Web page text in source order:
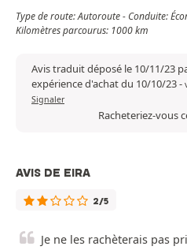
Type de route: Autoroute - Conduite:
Kilomètres parcourus: 1000 km
Avis traduit déposé le 10/11/23
expérience d'achat du 10/10/23-
Signaler
Racheteriez-vous
AVIS DE EIRA
2/5
Je ne les rachèterais pas